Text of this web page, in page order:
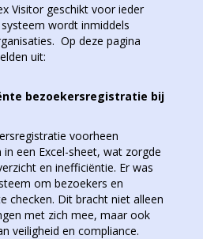
Visitor geschikt voor ieder
wordt inmiddels
Op deze pagina
uit:
bezoekersregistratie bij
voorheen
een Excel-sheet, wat zorgde
en inefficiëntie. Er was
om bezoekers en
checken. Dit bracht niet alleen
met zich mee, maar ook
veiligheid en compliance.